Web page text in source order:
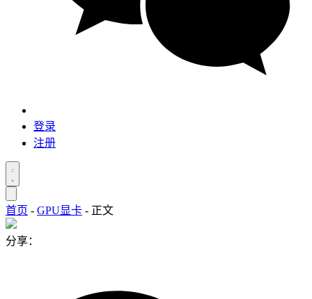
登录
注册
首页 - GPU显卡 - 正文
分享：